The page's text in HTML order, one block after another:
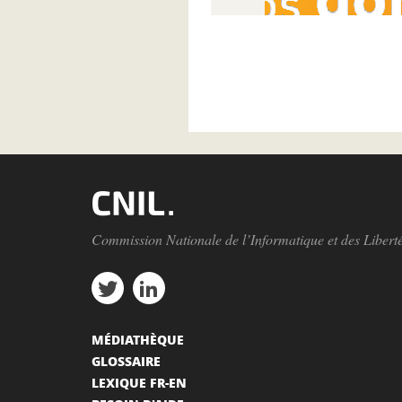
Commission Nationale de l’Informatique et des
MÉDIATHÈQUE
GLOSSAIRE
LEXIQUE FR-EN